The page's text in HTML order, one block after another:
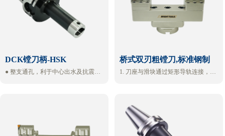
DCK镗刀柄-HSK
● 整支通孔，利于中心出水及抗震
桥式双刃粗镗刀,标准钢制
1. 刀座与滑块通过矩形导轨连接，连
用对刀仪
3. 刀桥采用带加强筋结构的优化设
计，刚性足，重量轻